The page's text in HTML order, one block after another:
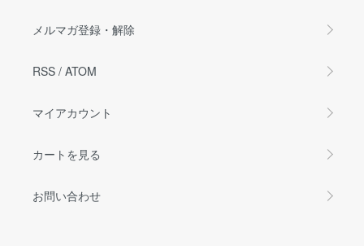
メルマガ登録・解除
RSS / ATOM
マイアカウント
カートを見る
お問い合わせ